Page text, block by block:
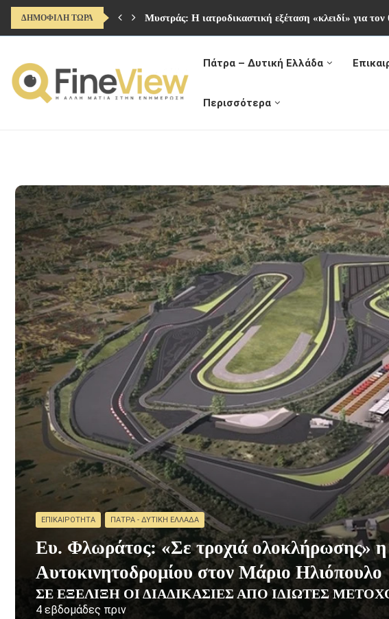
ΔΗΜΟΦΙΛΗ ΤΩΡΑ Μυστράς: Η ιατροδικαστική εξέταση «κλειδί» για
Πάτρα – Δυτική Ελλάδα
Περισσότερα
ΕΠΙΚΑΙΡΌΤΗΤΑ ΠΆΤΡΑ - ΔΥΤΙΚΉ ΕΛΛΆΔΑ
Ευ. Φλωράτος: «Σε τροχιά ολοκλήρωσης» η
Αυτοκινητοδρομίου στον Μάριο Ηλιόπουλο
ΣΕ ΕΞΈΛΙΞΗ ΟΙ ΔΙΑΔΙΚΑΣΊΕΣ ΑΠΌ ΙΔΙΏΤΕΣ
4 εβδομάδες πριν